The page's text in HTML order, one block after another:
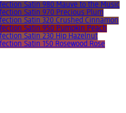
Satin 980 Mauve to the Music
Satin 970 Precious Plum
Satin 320 Crushed Cinnamon
Satin 950 Pumpkin Peach
Satin 230 Hip Hazelnut
Satin 150 Rosewood Rose